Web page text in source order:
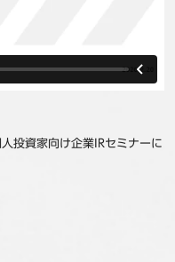
−
投資家向け企業IRセミナーに